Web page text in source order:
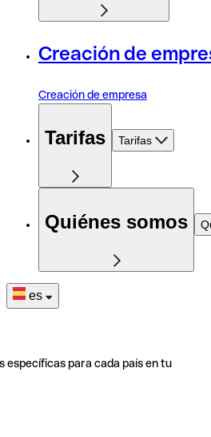
Creación de
Creación de empresa
Tarifas Tarifas
Quiénes somos
es
específicas para cada país en tu